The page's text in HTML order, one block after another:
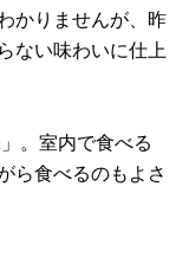
かりませんが、昨
ない味わいに仕上
。室内で食べる
ら食べるのもよさ